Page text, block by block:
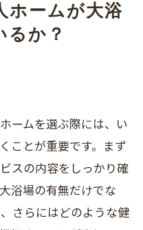
ホームが大浴
るか？
ームを選ぶ際には、い
ことが重要です。まず
スの内容をしっかり確
浴場の有無だけでな
さらにはどのような健